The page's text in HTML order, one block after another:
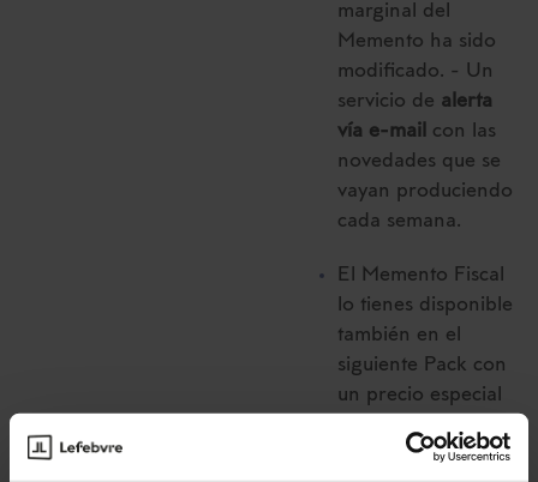
marginal del
Memento ha sido
modificado. - Un
servicio de alerta
vía e-mail con las
novedades que se
vayan produciendo
cada semana.
El Memento Fiscal
lo tienes disponible
también en el
siguiente Pack con
un precio especial
todas las